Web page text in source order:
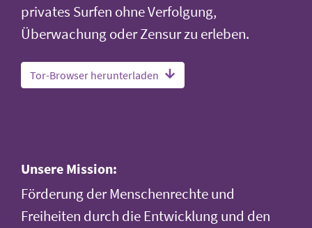
privates Surfen ohne Verfolgung,
Überwachung oder Zensur zu erleben.
Tor-Browser herunterladen
Unsere Mission:
Förderung der Menschenrechte und
Freiheiten durch die Entwicklung und den